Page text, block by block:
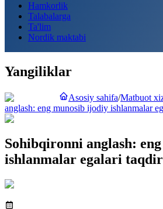
Hamkorlik
Talabalarga
Ta'lim
Nordik maktabi
Yangiliklar
Asosiy sahifa/Matbuot
anglash: eng munosib ijodiy ishlanmalar
Sohibqironni anglash:
ishlanmalar egalari